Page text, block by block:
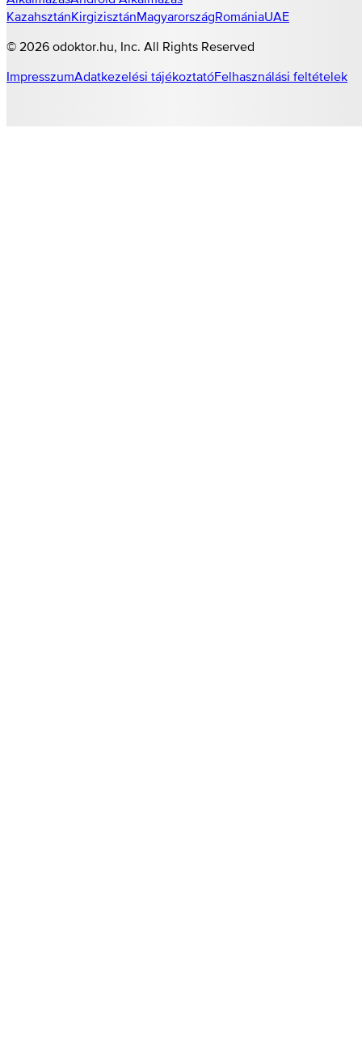
KazahsztánKirgizisztánMagyarországRomániaUAE
© 2026 odoktor.hu , Inc. All Rights Reserved
ImpresszumAdatkezelési tájékoztatóFelhasználási feltételek